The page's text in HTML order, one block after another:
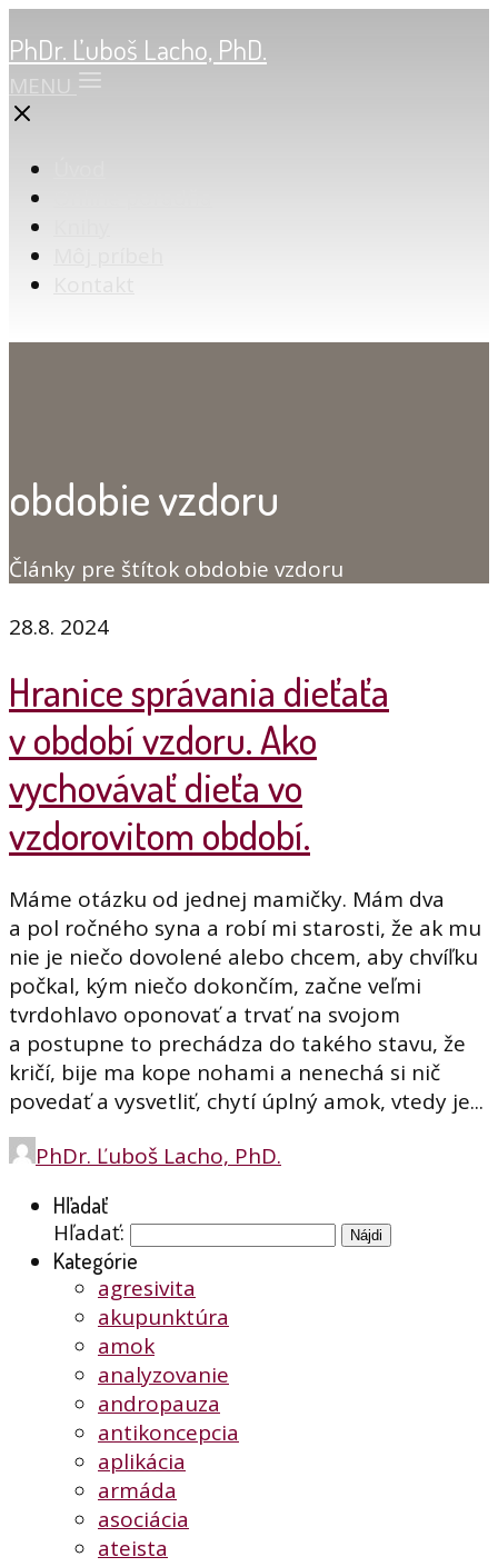
PhDr. Ľuboš Lacho, PhD.
MENU
obdobie vzdoru
Články pre štítok obdobie vzdoru
28.8. 2024
Hranice správania dieťaťa
v období vzdoru. Ako
vychovávať dieťa vo
vzdorovitom období.
Máme otázku od jednej mamičky. Mám dva
a pol ročného syna a robí mi starosti, že ak mu
nie je niečo dovolené alebo chcem, aby chvíľku
počkal, kým niečo dokončím, začne veľmi
tvrdohlavo oponovať a trvať na svojom
a postupne to prechádza do takého stavu, že
kričí, bije ma kope nohami a nenechá si nič
povedať a vysvetliť, chytí úplný amok, vtedy je...
PhDr. Ľuboš Lacho, PhD.
Hľadať
Hľadať:
Kategórie
agresivita
akupunktúra
amok
analyzovanie
andropauza
antikoncepcia
aplikácia
armáda
asociácia
ateista